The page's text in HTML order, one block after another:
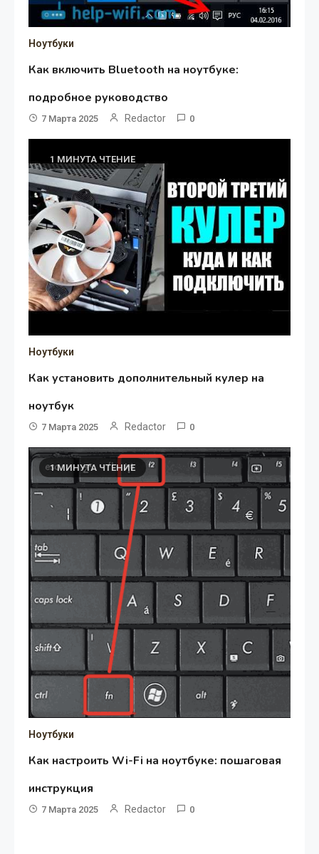
Ноутбуки
Как включить Bluetooth на ноутбуке:
подробное руководство
7 Марта 2025 Redactor 0
1 МИНУТА ЧТЕНИЕ
Ноутбуки
Как установить дополнительный кулер на
ноутбук
7 Марта 2025 Redactor 0
1 МИНУТА ЧТЕНИЕ
Ноутбуки
Как настроить Wi-Fi на ноутбуке: пошаговая
инструкция
7 Марта 2025 Redactor 0